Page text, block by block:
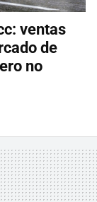
ventas
de
no